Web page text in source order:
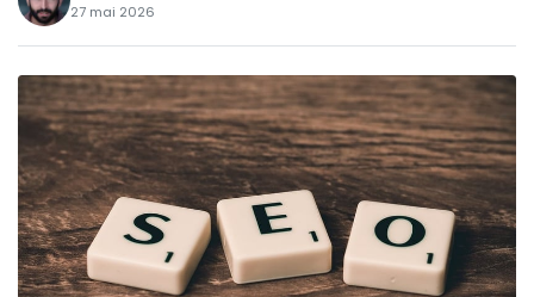
27 mai 2026